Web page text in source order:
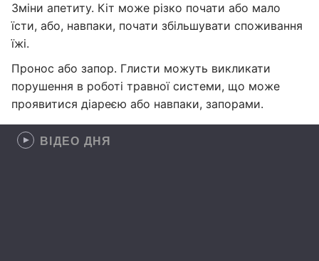
Зміни апетиту. Кіт може різко почати або мало
їсти, або, навпаки, почати збільшувати споживання
їжі.
Пронос або запор. Глисти можуть викликати
порушення в роботі травної системи, що може
проявитися діареєю або навпаки, запорами.
ВІДЕО ДНЯ